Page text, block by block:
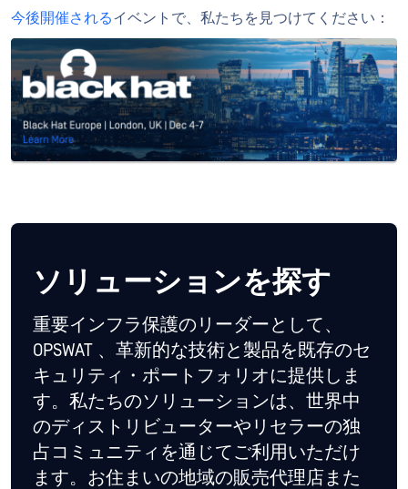
今後開催されるイベントで、私たちを見つけてください：
ソリューションを探す
重要インフラ保護のリーダーとして、
OPSWAT 、革新的な技術と製品を既存のセ
キュリティ・ポートフォリオに提供しま
す。私たちのソリューションは、世界中
のディストリビューターやリセラーの独
占コミュニティを通じてご利用いただけ
ます。お住まいの地域の販売代理店また